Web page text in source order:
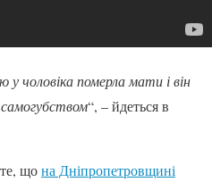
у чоловіка померла мати і він
“, – йдеться в
щона Дніпропетровщині